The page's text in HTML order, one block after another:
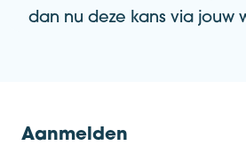
dan nu deze kans via jouw
Aanmelden